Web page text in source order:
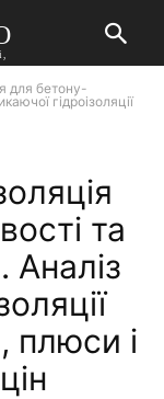
для бетону-
гідроізоляції
та
Аналіз
плюси і